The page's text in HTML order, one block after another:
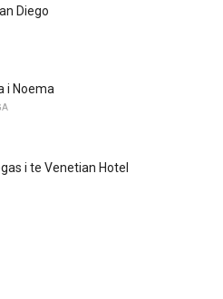
Diego
i Noema
i te Venetian Hotel